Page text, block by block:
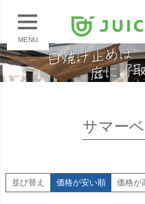
MENU
サマー
並び替え 価格が安い順 価格が